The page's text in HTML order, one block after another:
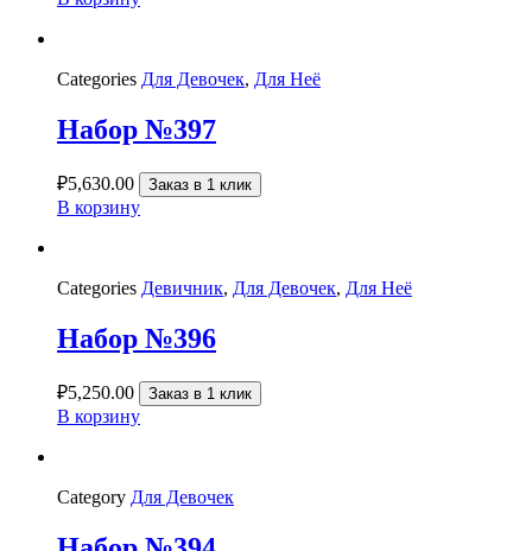
Categories Для Девочек, Для Неё
Набор №397
₽5,630.00 Заказ в 1 клик
В корзину
Categories Девичник, Для Девочек, Для Неё
Набор №396
₽5,250.00 Заказ в 1 клик
В корзину
Category Для Девочек